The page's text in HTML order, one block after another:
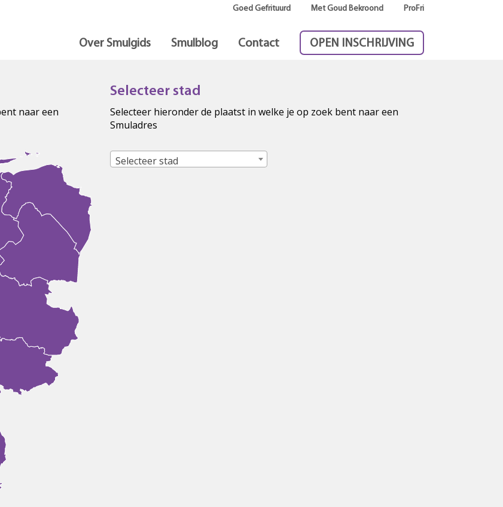
Goed Gefrituurd Met Goud Bekroond ProFri
Over Smulgids Smulblog Contact OPEN INSCHRIJVING
naar een
Selecteer stad
Selecteer hieronder de plaatst in welke je op zoek bent naar een
Smuladres
Selecteer stad